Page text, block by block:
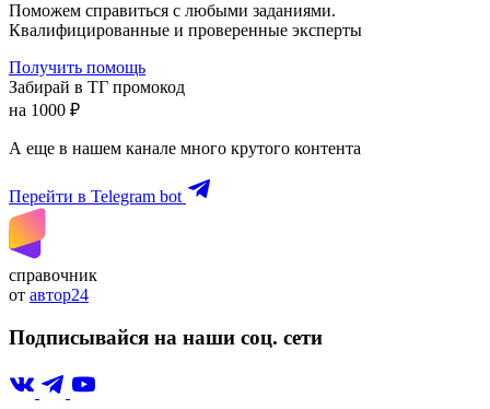
Поможем справиться с любыми заданиями.
Квалифицированные и проверенные эксперты
Получить помощь
Забирай в ТГ промокод
на 1000 ₽
А еще в нашем канале много крутого контента
Перейти в Telegram bot
справочник
от автор24
Подписывайся на наши соц. сети